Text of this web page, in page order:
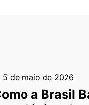
5 de maio de 2026
a Brasil